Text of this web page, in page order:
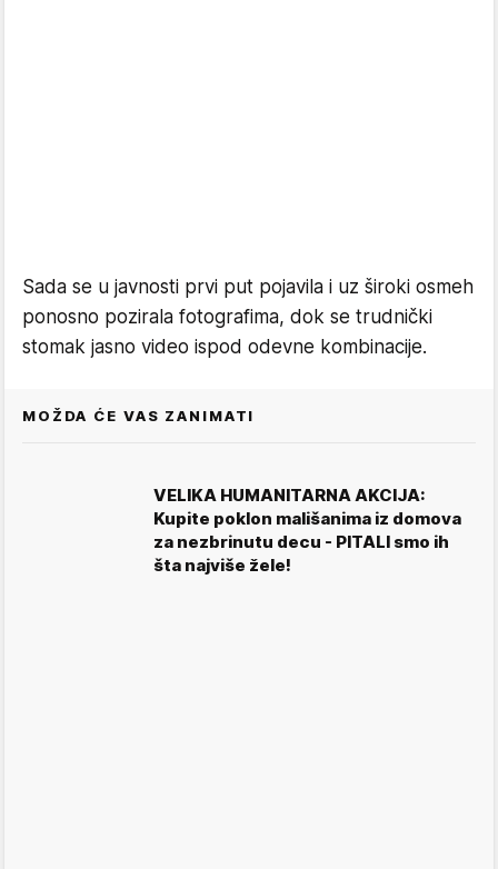
Sada se u javnosti prvi put pojavila i uz široki osmeh
ponosno pozirala fotografima, dok se trudnički
stomak jasno video ispod odevne kombinacije.
MOŽDA ĆE VAS ZANIMATI
VELIKA HUMANITARNA AKCIJA:
Kupite poklon mališanima iz domova
za nezbrinutu decu - PITALI smo ih
šta najviše žele!